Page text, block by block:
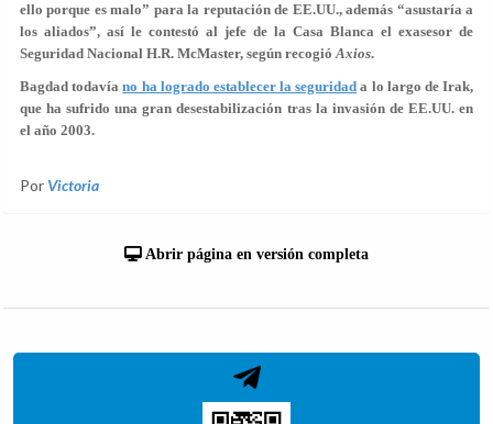
ello porque es malo” para la reputación de EE.UU., además “asustaría a
los aliados”, así le contestó al jefe de la Casa Blanca el exasesor de
Seguridad Nacional H.R. McMaster, según recogióAxios.
Bagdad todavíano ha logrado establecer la seguridad a lo largo de Irak,
que ha sufrido una gran desestabilización tras la invasión de EE.UU. en
el año 2003.
Por Victoria
Abrir página en versión completa